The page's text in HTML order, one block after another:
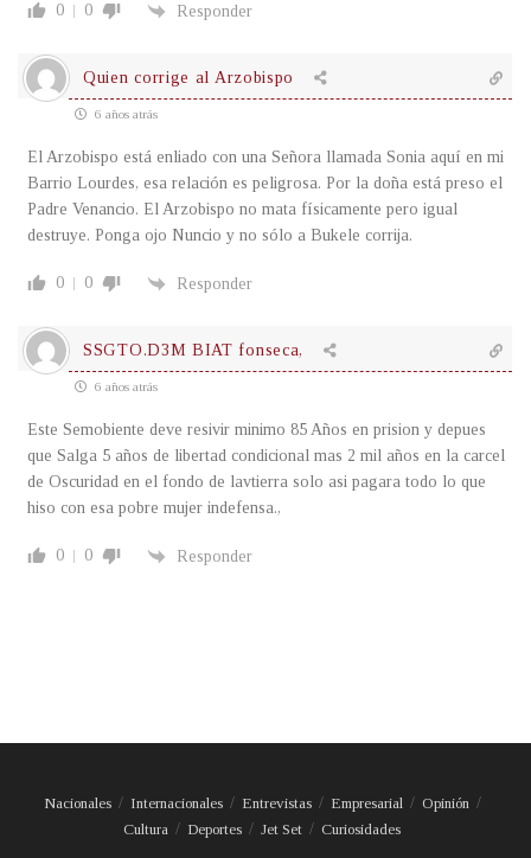
0 0 Responder
Quien corrige al Arzobispo
6 años atrás
El Arzobispo está enliado con una Señora llamada Sonia aquí en mi
Barrio Lourdes, esa relación es peligrosa. Por la doña está preso el
Padre Venancio. El Arzobispo no mata físicamente pero igual
destruye. Ponga ojo Nuncio y no sólo a Bukele corrija.
0 0 Responder
SSGTO.D3M BIAT fonseca,
6 años atrás
Este Semobiente deve resivir minimo 85 Años en prision y depues
que Salga 5 años de libertad condicional mas 2 mil años en la carcel
de Oscuridad en el fondo de lavtierra solo asi pagara todo lo que
hiso con esa pobre mujer indefensa.,
0 0 Responder
Nacionales Internacionales Entrevistas Empresarial
Opinión
Cultura
Deportes Jet Set Curiosidades